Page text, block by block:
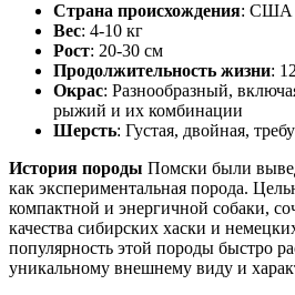
Страна происхождения: США
Вес: 4-10 кг
Рост: 20-30 см
Продолжительность жизни:
Окрас: Разнообразный,
рыжий и их комбинации
Шерсть: Густая, двойная,
История породы Помски были
как экспериментальная порода.
компактной и энергичной собаки,
качества сибирских хаски и
популярность этой породы быстро
уникальному внешнему виду и